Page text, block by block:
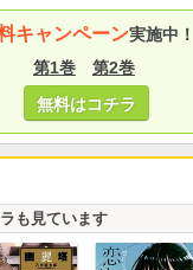
キャンペーン実施中！
第1巻
第2巻
無料はコチラ
も見ています